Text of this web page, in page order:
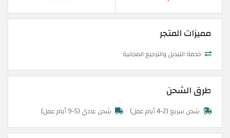
مميزات المتجر
خدمة التبديل والترجيع المجانية
طرق الشحن
شحن سريع (2-4 أيام عمل) شحن عادي (5-9 أيام عمل)